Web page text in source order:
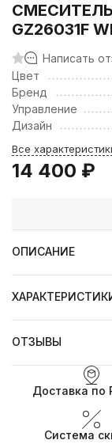
GZ26031F
Написать
Цвет
Бренд
Управление
Дизайн
Все
14 400 ₽
ОПИСАНИЕ
ОТЗЫВЫ
Доставка по
Система